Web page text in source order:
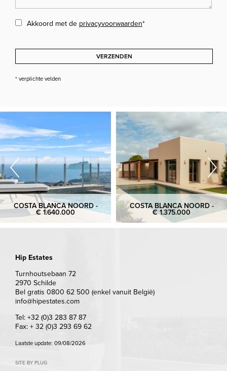
Akkoord met de privacyvoorwaarden*
VERZENDEN
* verplichte velden
COSTA BLANCA NOORD -
€ 1.640.000
COSTA BLANCA NOORD -
€ 1.375.000
Hip Estates
Turnhoutsebaan 72
2970 Schilde
Bel gratis 0800 62 500 (enkel vanuit België)
info@hipestates.com
Tel: +32 (0)3 283 87 87
Fax: + 32 (0)3 293 69 62
Laatste update: 09/08/2026
SITE BY PLUG